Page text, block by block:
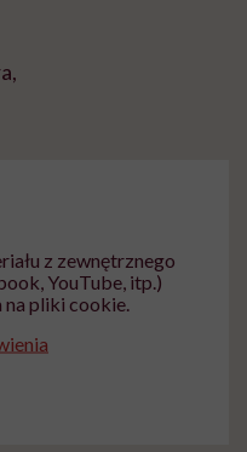
z zewnętrznego
YouTube, itp.)
pliki cookie.